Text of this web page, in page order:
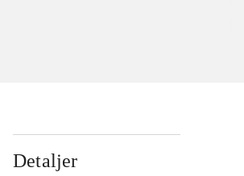
Detaljer